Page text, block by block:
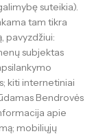
suteikia).
tam tikra
pavyzdžiui:
subjektas
kiti internetiniai
Bendrovės
apie
mobiliųjų